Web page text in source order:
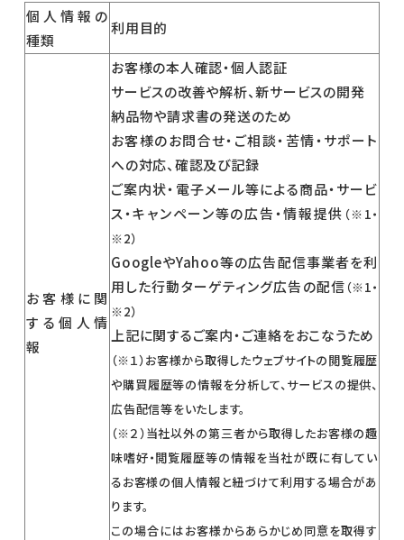
個人情報の
種類
利用目的
お客様に関
する個人情
報
お客様の本人確認・個人認証
サービスの改善や解析、新サービスの開発
納品物や請求書の発送のため
お客様のお問合せ・ご相談・苦情・サポート
への対応、確認及び記録
ご案内状・電子メール等による商品・サービ
ス・キャンペーン等の広告・情報提供 （※1・
※2）
GoogleやYahoo等の広告配信事業者を利
用した行動ターゲティング広告の配信 （※1・
※2）
上記に関するご案内・ご連絡をおこなうため
（※１）お客様から取得したウェブサイトの閲覧履歴
や購買履歴等の情報を分析して、サービスの提供、
広告配信等をいたします。
（※２）当社以外の第三者から取得したお客様の趣
味嗜好・閲覧履歴等の情報を当社が既に有してい
るお客様の個人情報と紐づけて利用する場合があ
ります。
この場合にはお客様からあらかじめ同意を取得す